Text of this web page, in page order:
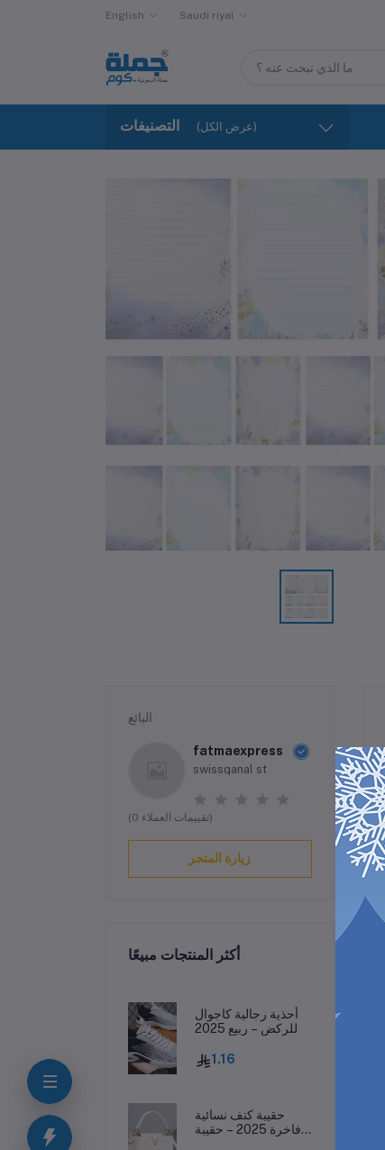
English Saudi riyal
التصنيفات (عرض الكل)
البائع
fatmaexpress
swissqanal st
(0 تقييمات العملاء)
زيارة المتجر
أكثر المنتجات مبيعًا
أحذية رجالية كاجوال
للركض – ربيع 2025
1.16
حقيبة كتف نسائية
فاخرة 2025 – حقيبة